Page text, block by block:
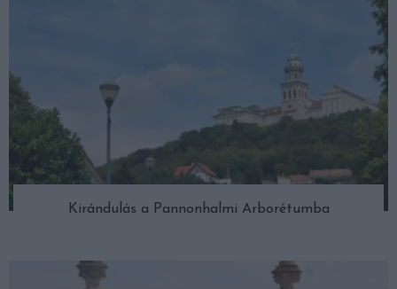
Kirándulás a Pannonhalmi Arborétumba